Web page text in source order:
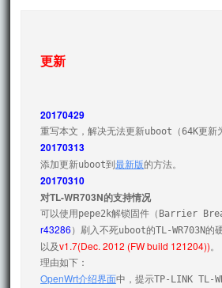
更新
20170429
20170313
添加更新uboot到最新版
20170310
对TL-WR703N的支持情况
可以使用pepe2k解锁固件（Barrier
r43286 ）刷入不死uboot的TL-WR703N的
以及v1.7(Dec. 2012 (FW build 121204)) 。
OpenWrt介绍界面中，提示TP-LINK TL-